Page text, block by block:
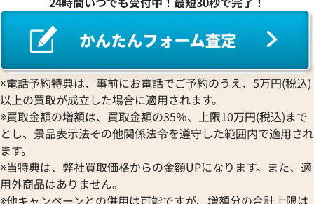
※電話予約特典は、事前にお電話でご予約のうえ、5万円(税込)
以上の買取が成立した場合に適用されます。
※買取金額の増額は、買取金額の35％、上限10万円(税込)まで
とし、景品表示法その他関係法令を遵守した範囲内で適用され
ます。
※当特典は、弊社買取価格からの金額UPになります。また、適
用外商品はありません。
※他キャンペーンとの併用は可能ですが、増額分の合計上限は